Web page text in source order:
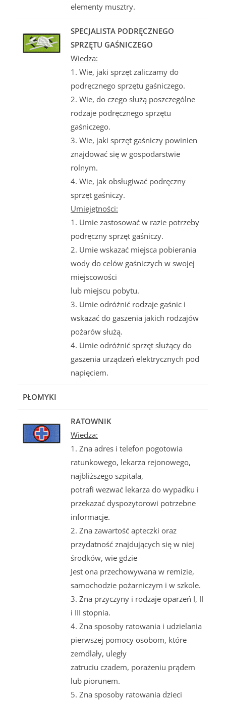
elementy musztry.
SPECJALISTA PODRĘCZNEGO
SPRZĘTU GAŚNICZEGO
Wiedza:
1. Wie, jaki sprzęt zaliczamy do
podręcznego sprzętu gaśniczego.
2. Wie, do czego służą poszczególne
rodzaje podręcznego sprzętu
gaśniczego.
3. Wie, jaki sprzęt gaśniczy powinien
znajdować się w gospodarstwie
rolnym.
4. Wie, jak obsługiwać podręczny
sprzęt gaśniczy.
Umiejętności:
1. Umie zastosować w razie potrzeby
podręczny sprzęt gaśniczy.
2. Umie wskazać miejsca pobierania
wody do celów gaśniczych w swojej
miejscowości
lub miejscu pobytu.
3. Umie odróżnić rodzaje gaśnic i
wskazać do gaszenia jakich rodzajów
pożarów służą.
4. Umie odróżnić sprzęt służący do
gaszenia urządzeń elektrycznych pod
napięciem.
PŁOMYKI
RATOWNIK
Wiedza:
1. Zna adres i telefon pogotowia
ratunkowego, lekarza rejonowego,
najbliższego szpitala,
potrafi wezwać lekarza do wypadku i
przekazać dyspozytorowi potrzebne
informacje.
2. Zna zawartość apteczki oraz
przydatność znajdujących się w niej
środków, wie gdzie
Jest ona przechowywana w remizie,
samochodzie pożarniczym i w szkole.
3. Zna przyczyny i rodzaje oparzeń I, II
i III stopnia.
4. Zna sposoby ratowania i udzielania
pierwszej pomocy osobom, które
zemdlały, uległy
zatruciu czadem, porażeniu prądem
lub piorunem.
5. Zna sposoby ratowania dzieci